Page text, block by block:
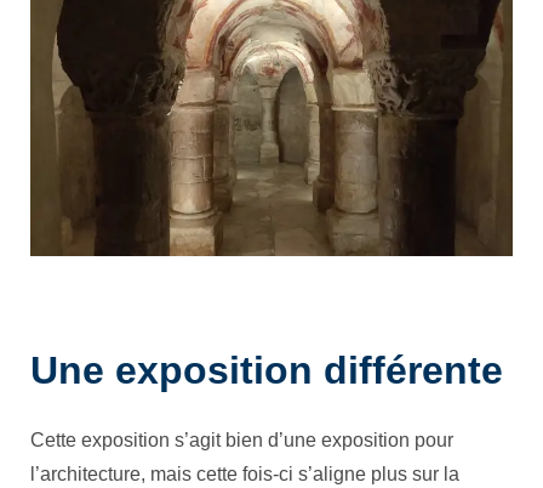
Une exposition différente
Cette exposition s’agit bien d’une exposition pour
l’architecture, mais cette fois-ci s’aligne plus sur la